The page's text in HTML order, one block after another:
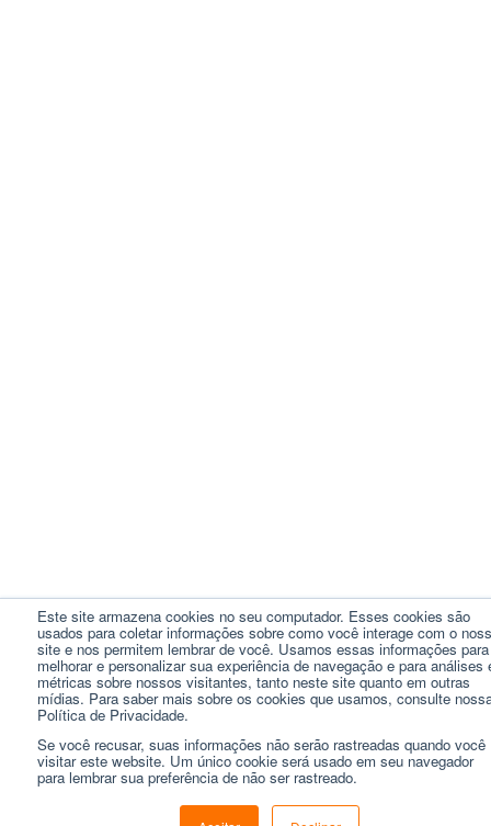
Este site armazena cookies no seu computador. Esses cookies são
usados ​​para coletar informações sobre como você interage com o
site e nos permitem lembrar de você. Usamos essas informações para
melhorar e personalizar sua experiência de navegação e para análises
métricas sobre nossos visitantes, tanto neste site quanto em outras
mídias. Para saber mais sobre os cookies que usamos, consulte
Política de Privacidade.
Se você recusar, suas informações não serão rastreadas quando você
visitar este website. Um único cookie será usado em seu navegador
para lembrar sua preferência de não ser rastreado.